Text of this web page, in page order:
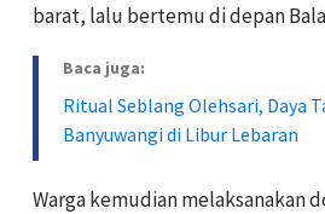
barat, lalu bertemu di depan
Baca juga:
Ritual Seblang Olehsari, Daya
Banyuwangi di Libur Lebaran
Warga kemudian melaksanakan